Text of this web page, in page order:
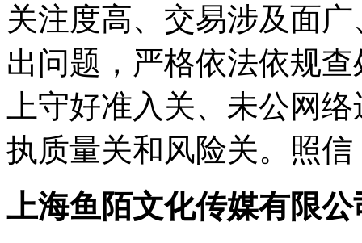
关注度高、交易涉及面
出问题，严格依法依规
上守好准入关、未公网
执质量关和风险关。照信
上海鱼陌文化传媒有限